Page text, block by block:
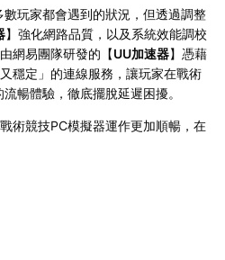
玩家都會遇到的狀況，但透過調整
】強化網路品質，以及系統效能調校
網易團隊研發的【UU加速器】憑藉
穩定」的連線服務，讓玩家在戰術
暢體驗，徹底擺脫延遲困擾。
術競技PC模擬器運作更加順暢，在